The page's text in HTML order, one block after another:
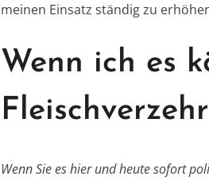
meinen Einsatz ständig zu
Wenn ich es
Wenn Sie es hier und heute sofort